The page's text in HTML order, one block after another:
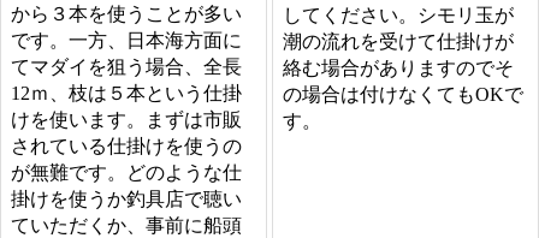
から３本を使うことが多い
です。一方、日本海方面に
てマダイを狙う場合、全長
12ｍ、枝は５本という仕掛
けを使います。まずは市販
されている仕掛けを使うの
が無難です。どのような仕
掛けを使うか釣具店で聴い
ていただくか、事前に船頭
してください。シモリ玉が
潮の流れを受けて仕掛けが
絡む場合がありますのでそ
の場合は付けなくてもOKで
す。